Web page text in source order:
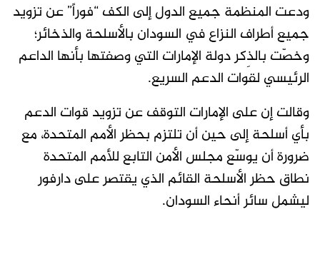
ودعت المنظمة جميع الدول إلى الكف “فوراً” عن تزويد
جميع أطراف النزاع في السودان بالأسلحة والذخائر؛
وخصّت بالذِكر دولة الإمارات التي وصفتها بأنها الداعم
الرئيسي لقوات الدعم السريع.
وقالت إن على الإمارات التوقف عن تزويد قوات الدعم
بأي أسلحة إلى حين أن تلتزم بحظر الأمم المتحدة، مع
ضرورة أن يوسّع مجلس الأمن التابع للأمم المتحدة
نطاق حظر الأسلحة القائم الذي يقتصر على دارفور
ليشمل سائر أنحاء السودان.